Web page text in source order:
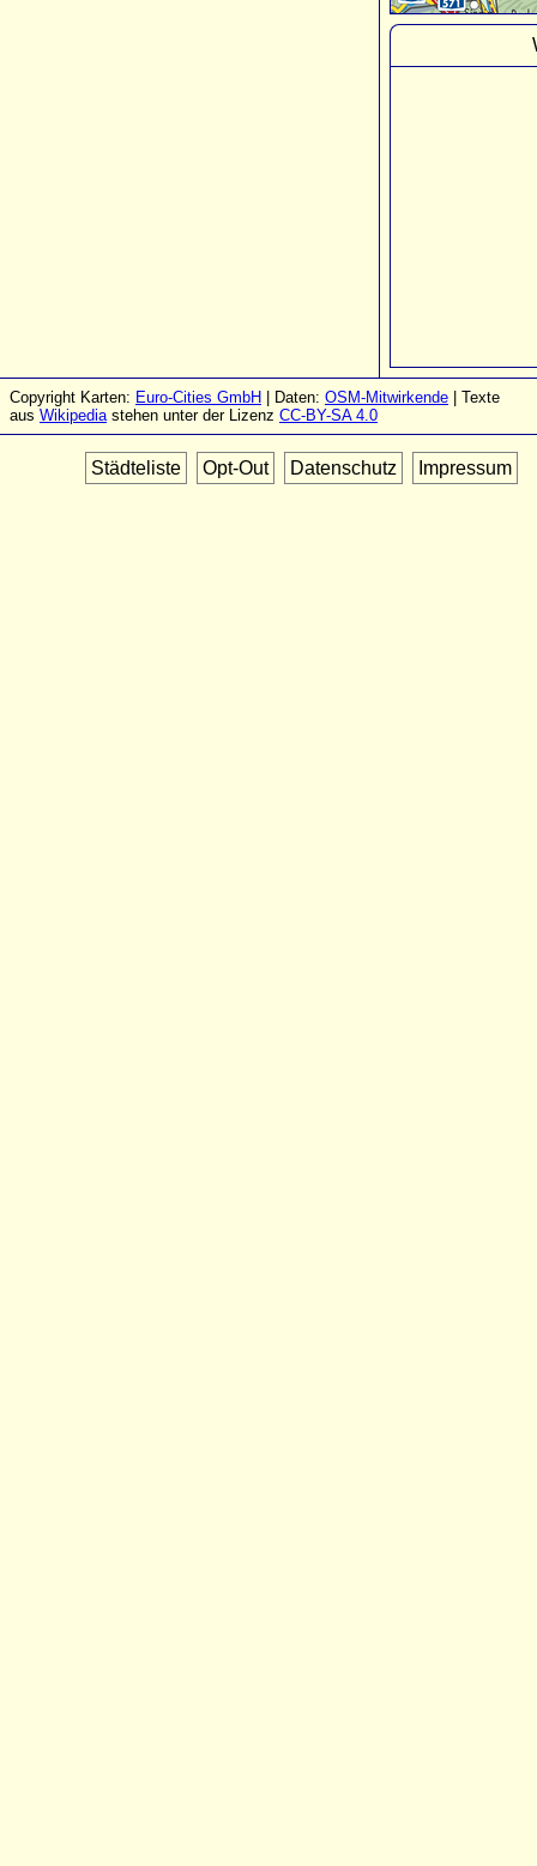
Copyright Karten: Euro-Cities GmbH | Daten: OSM-Mitwirkende | Texte
aus Wikipediastehen unter der Lizenz CC-BY-SA 4.0
Städteliste Opt-Out Datenschutz Impressum